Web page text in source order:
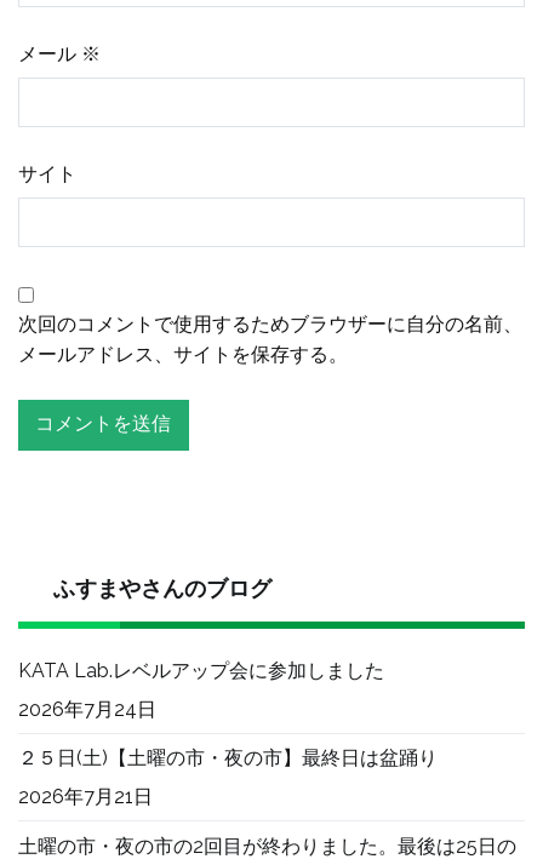
メール ※
サイト
次回のコメントで使用するためブラウザーに自分の名前、
メールアドレス、サイトを保存する。
ふすまやさんのブログ
KATA Lab.レベルアップ会に参加しました
2026年7月24日
２５日(土)【土曜の市・夜の市】最終日は盆踊り
2026年7月21日
土曜の市・夜の市の2回目が終わりました。最後は25日の